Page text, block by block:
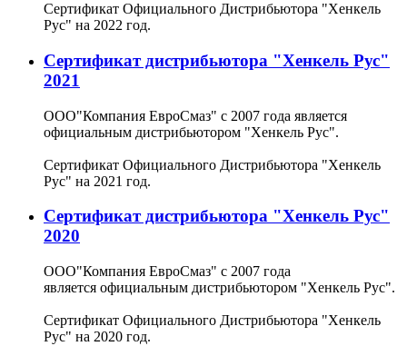
Сертификат Официального Дистрибьютора "Хенкель
Рус" на 2022 год.
Сертификат дистрибьютора "Хенкель Рус"
2021
ООО"Компания ЕвроСмаз" с 2007 года является
официальным дистрибьютором "Хенкель Рус".
Сертификат Официального Дистрибьютора "Хенкель
Рус" на 2021 год.
Сертификат дистрибьютора "Хенкель Рус"
2020
ООО"Компания ЕвроСмаз" с 2007 года
является официальным дистрибьютором "Хенкель Рус".
Сертификат Официального Дистрибьютора "Хенкель
Рус" на 2020 год.